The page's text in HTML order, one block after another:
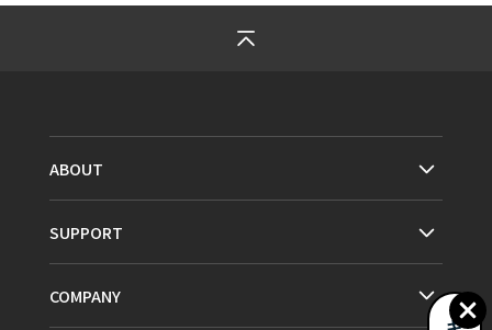
ABOUT
SUPPORT
COMPANY